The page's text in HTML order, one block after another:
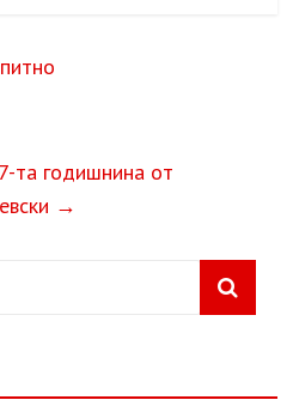
та годишнина от
→